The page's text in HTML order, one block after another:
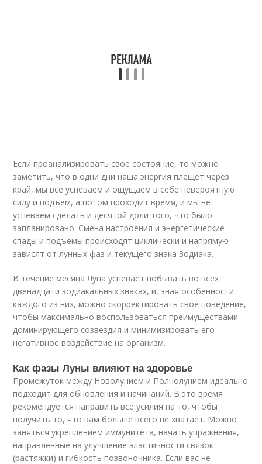
Если проанализировать свое состояние, то можно
заметить, что в одни дни наша энергия плещет через
край, мы все успеваем и ощущаем в себе невероятную
силу и подъем, а потом проходит время, и мы не
успеваем сделать и десятой доли того, что было
запланировано. Смена настроения и энергетические
спады и подъемы происходят циклически и напрямую
зависят от лунных фаз и текущего знака Зодиака.
В течение месяца Луна успевает побывать во всех
двенадцати зодиакальных знаках, и, зная особенности
каждого из них, можно скорректировать свое поведение,
чтобы максимально воспользоваться преимуществами
доминирующего созвездия и минимизировать его
негативное воздействие на организм.
Как фазы Луны влияют на здоровье
Промежуток между Новолунием и Полнолунием идеально
подходит для обновления и начинаний. В это время
рекомендуется направить все усилия на то, чтобы
получить то, что вам больше всего не хватает. Можно
заняться укреплением иммунитета, начать упражнения,
направленные на улучшение эластичности связок
(растяжки) и гибкость позвоночника. Если вас не